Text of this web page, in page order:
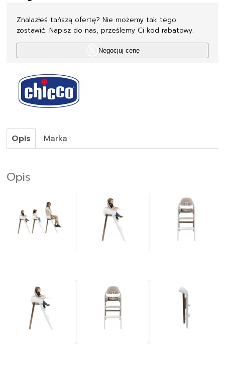
Znalazłeś tańszą ofertę? Nie możemy tak tego
zostawić. Napisz do nas, prześlemy Ci kod rabatowy.
Negocjuj cenę
Opis Marka
Opis